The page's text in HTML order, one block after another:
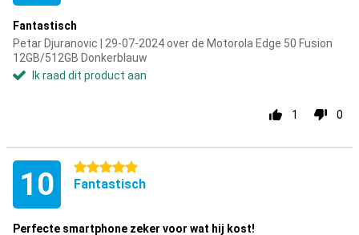
Fantastisch
Petar Djuranovic | 29-07-2024 over de Motorola Edge 50 Fusion
12GB/512GB Donkerblauw
Ik raad dit product aan
1 0
10 5 sterren
Fantastisch
Perfecte smartphone zeker voor wat hij kost!